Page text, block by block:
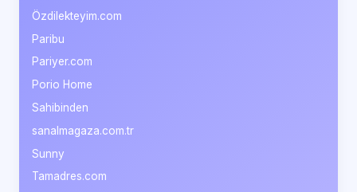
Özdilekteyim.com
Paribu
Pariyer.com
Porio Home
Sahibinden
sanalmagaza.com.tr
Sunny
Tamadres.com